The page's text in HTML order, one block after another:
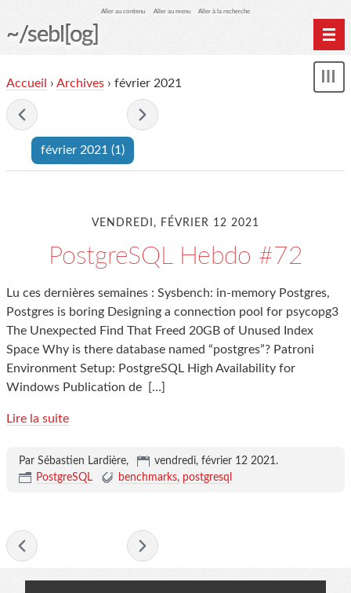
Aller au contenu Aller au menu Aller à la recherche
~/sebl[og]
Accueil › Archives › février 2021
février 2021 (1)
VENDREDI, FÉVRIER 12 2021
PostgreSQL Hebdo #72
Lu ces dernières semaines : Sysbench: in-memory Postgres,
Postgres is boring Designing a connection pool for psycopg3
The Unexpected Find That Freed 20GB of Unused Index
Space Why is there database named “postgres”? Patroni
Environment Setup: PostgreSQL High Availability for
Windows Publication de
[…]
Lire la suite
Par Sébastien Lardière, vendredi, février 12 2021.
PostgreSQL
benchmarks postgresql